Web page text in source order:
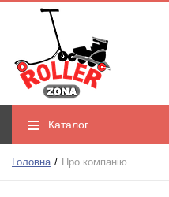
Каталог
Головна Про компанію